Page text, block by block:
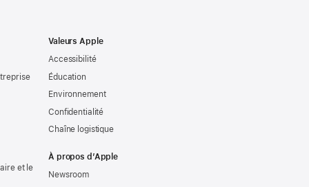
et le
Valeurs Apple
Accessibilité
Éducation
Environnement
Confidentialité
Chaîne logistique
À propos d’Apple
Newsroom